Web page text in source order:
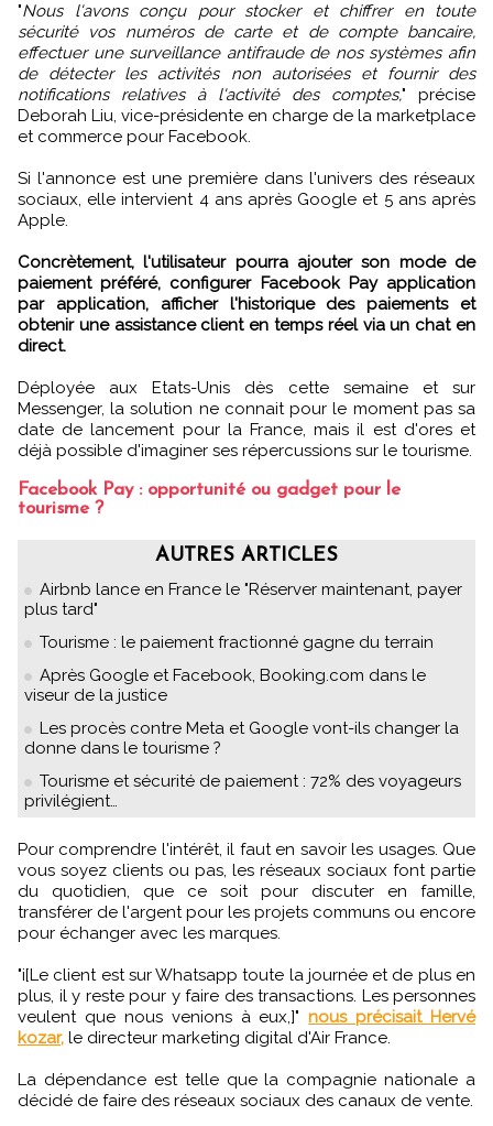
"Nous l'avons conçu pour stocker et chiffrer en toute
sécurité vos numéros de carte et de compte bancaire,
effectuer une surveillance antifraude de nos systèmes afin
de détecter les activités non autorisées et fournir des
notifications relatives à l'activité des comptes," précise
Deborah Liu, vice-présidente en charge de la marketplace
et commerce pour Facebook.
Si l'annonce est une première dans l'univers des réseaux
sociaux, elle intervient 4 ans après Google et 5 ans après
Apple.
Concrètement, l'utilisateur pourra ajouter son mode de
paiement préféré, configurer Facebook Pay application
par application, afficher l'historique des paiements et
obtenir une assistance client en temps réel via un chat en
direct.
Déployée aux Etats-Unis dès cette semaine et sur
Messenger, la solution ne connait pour le moment pas sa
date de lancement pour la France, mais il est d'ores et
déjà possible d'imaginer ses répercussions sur le tourisme.
Facebook Pay : opportunité ou gadget pour le
tourisme ?
AUTRES ARTICLES
Airbnb lance en France le "Réserver maintenant, payer
plus tard"
Tourisme : le paiement fractionné gagne du terrain
Après Google et Facebook, Booking.com dans le
viseur de la justice
Les procès contre Meta et Google vont-ils changer la
donne dans le tourisme ?
Tourisme et sécurité de paiement : 72% des voyageurs
privilégient…
Pour comprendre l'intérêt, il faut en savoir les usages. Que
vous soyez clients ou pas, les réseaux sociaux font partie
du quotidien, que ce soit pour discuter en famille,
transférer de l'argent pour les projets communs ou encore
pour échanger avec les marques.
"i[Le client est sur Whatsapp toute la journée et de plus en
plus, il y reste pour y faire des transactions. Les personnes
veulent que nous venions à eux,]"nous précisait Hervé
kozar, le directeur marketing digital d'Air France.
La dépendance est telle que la compagnie nationale a
décidé de faire des réseaux sociaux des canaux de vente.